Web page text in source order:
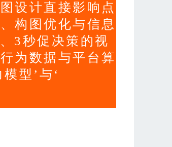
设计直接影响点
构图优化与信息
3秒促决策的视
为数据与平台算
型’与‘